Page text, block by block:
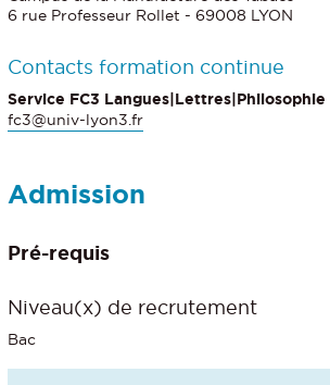
6 rue Professeur Rollet - 69008 LYON
Contacts formation continue
Service FC3 Langues|Lettres|Philosophie
fc3@univ-lyon3.fr
Admission
Pré-requis
Niveau(x) de recrutement
Bac